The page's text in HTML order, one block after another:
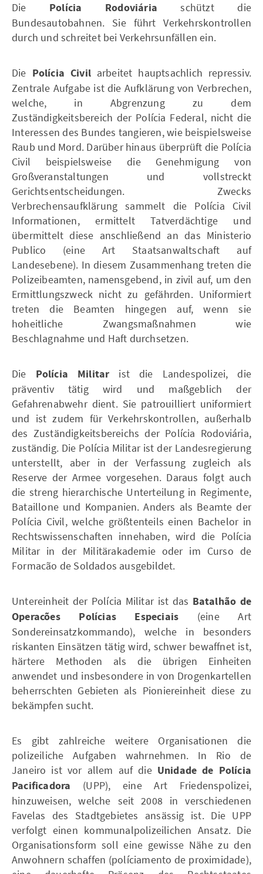
Die Polícia Rodoviária schützt die
Bundesautobahnen. Sie führt Verkehrskontrollen
durch und schreitet bei Verkehrsunfällen ein.
Die Polícia Civilarbeitet hauptsachlich repressiv.
Zentrale Aufgabe ist die Aufklärung von Verbrechen,
welche, in Abgrenzung zu dem
Zuständigkeitsbereich der Polícia Federal, nicht die
Interessen des Bundes tangieren, wie beispielsweise
Raub und Mord. Darüber hinaus überprüft die Polícia
Civil beispielsweise die Genehmigung von
Großveranstaltungen und vollstreckt
Gerichtsentscheidungen. Zwecks
Verbrechensaufklärung sammelt die Polícia Civil
Informationen, ermittelt Tatverdächtige und
übermittelt diese anschließend an das Ministerio
Publico (eine Art Staatsanwaltschaft auf
Landesebene). In diesem Zusammenhang treten die
Polizeibeamten, namensgebend, in zivil auf, um den
Ermittlungszweck nicht zu gefährden. Uniformiert
treten die Beamten hingegen auf, wenn sie
hoheitliche Zwangsmaßnahmen wie
Beschlagnahme und Haft durchsetzen.
Die Polícia Militar ist die Landespolizei, die
präventiv tätig wird und maßgeblich der
Gefahrenabwehr dient. Sie patrouilliert uniformiert
und ist zudem für Verkehrskontrollen, außerhalb
des Zuständigkeitsbereichs der Polícia Rodoviária,
zuständig. Die Polícia Militar ist der Landesregierung
unterstellt, aber in der Verfassung zugleich als
Reserve der Armee vorgesehen. Daraus folgt auch
die streng hierarchische Unterteilung in Regimente,
Bataillone und Kompanien. Anders als Beamte der
Polícia Civil, welche größtenteils einen Bachelor in
Rechtswissenschaften innehaben, wird die Polícia
Militar in der Militärakademie oder im Curso de
Formacão de Soldados ausgebildet.
Untereinheit der Polícia Militar ist das Batalhão de
Operacões Polícias Especiais (eine Art
Sondereinsatzkommando), welche in besonders
riskanten Einsätzen tätig wird, schwer bewaffnet ist,
härtere Methoden als die übrigen Einheiten
anwendet und insbesondere in von Drogenkartellen
beherrschten Gebieten als Pioniereinheit diese zu
bekämpfen sucht.
Es gibt zahlreiche weitere Organisationen die
polizeiliche Aufgaben wahrnehmen. In Rio de
Janeiro ist vor allem auf die Unidade de Polícia
Pacificadora (UPP), eine Art Friedenspolizei,
hinzuweisen, welche seit 2008 in verschiedenen
Favelas des Stadtgebietes ansässig ist. Die UPP
verfolgt einen kommunalpolizeilichen Ansatz. Die
Organisationsform soll eine gewisse Nähe zu den
Anwohnern schaffen (políciamento de proximidade),